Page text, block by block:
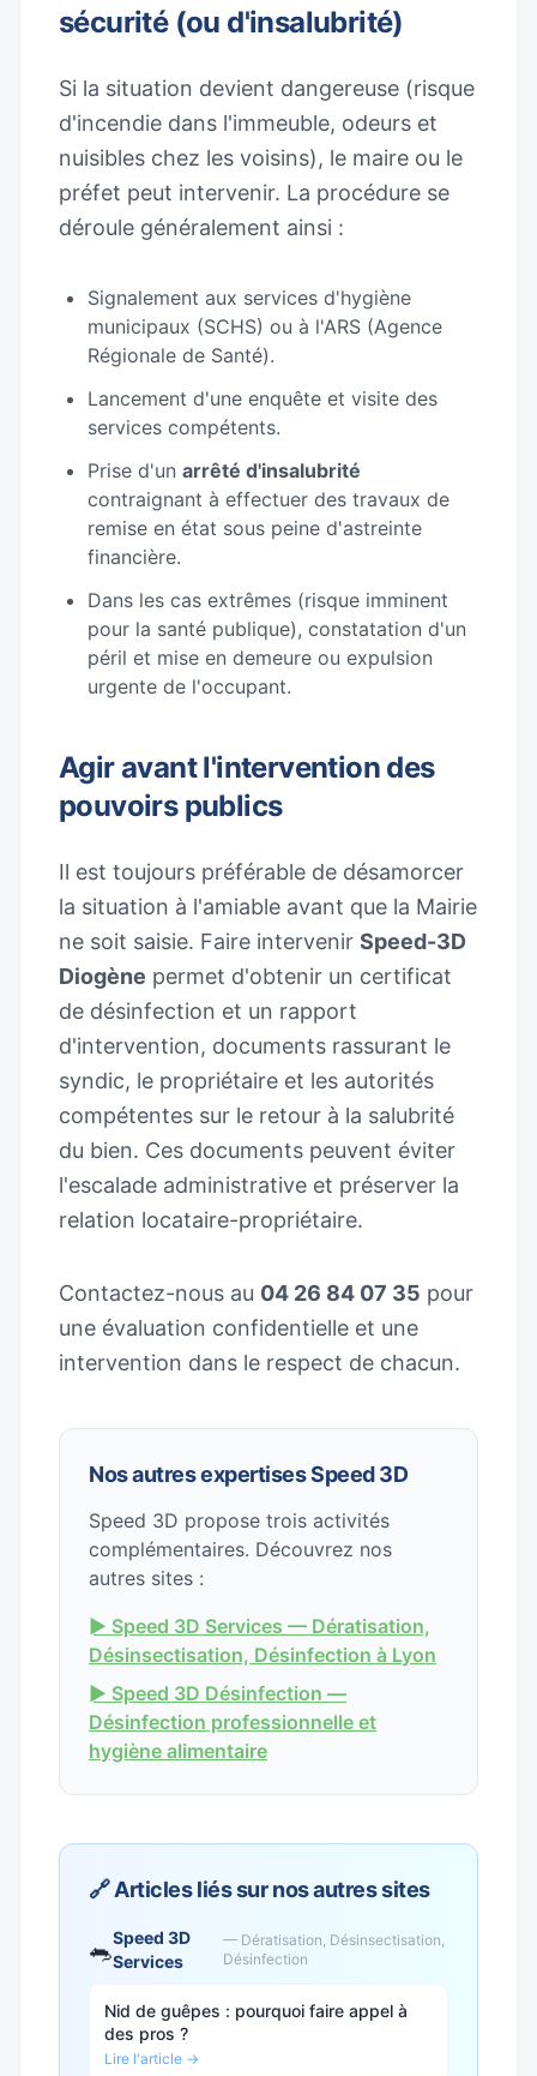
sécurité (ou d'insalubrité)
Si la situation devient dangereuse (risque
d'incendie dans l'immeuble, odeurs et
nuisibles chez les voisins), le maire ou le
préfet peut intervenir. La procédure se
déroule généralement ainsi :
Signalement aux services d'hygiène
municipaux (SCHS) ou à l'ARS (Agence
Régionale de Santé).
Lancement d'une enquête et visite des
services compétents.
Prise d'un arrêté d'insalubrité
contraignant à effectuer des travaux de
remise en état sous peine d'astreinte
financière.
Dans les cas extrêmes (risque imminent
pour la santé publique), constatation d'un
péril et mise en demeure ou expulsion
urgente de l'occupant.
Agir avant l'intervention des
pouvoirs publics
Il est toujours préférable de désamorcer
la situation à l'amiable avant que la Mairie
ne soit saisie. Faire intervenir Speed-3D
Diogène permet d'obtenir un certificat
de désinfection et un rapport
d'intervention, documents rassurant le
syndic, le propriétaire et les autorités
compétentes sur le retour à la salubrité
du bien. Ces documents peuvent éviter
l'escalade administrative et préserver la
relation locataire-propriétaire.
Contactez-nous au 04 26 84 07 35 pour
une évaluation confidentielle et une
intervention dans le respect de chacun.
Nos autres expertises Speed 3D
Speed 3D propose trois activités
complémentaires. Découvrez nos
autres sites :
► Speed 3D Services — Dératisation,
Désinsectisation, Désinfection à Lyon
► Speed 3D Désinfection —
Désinfection professionnelle et
hygiène alimentaire
🔗 Articles liés sur nos autres sites
🐀Speed 3D
Services
— Dératisation, Désinsectisation,
Désinfection
Nid de guêpes : pourquoi faire appel à
des pros ?
Lire l'article →